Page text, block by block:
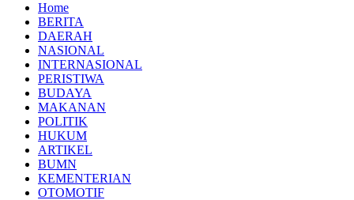
Home
BERITA
DAERAH
NASIONAL
INTERNASIONAL
PERISTIWA
BUDAYA
MAKANAN
POLITIK
HUKUM
ARTIKEL
BUMN
KEMENTERIAN
OTOMOTIF